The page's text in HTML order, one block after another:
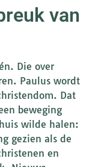
van
Die over
Paulus wordt
Dat
beweging
wilde halen:
gezien als de
en